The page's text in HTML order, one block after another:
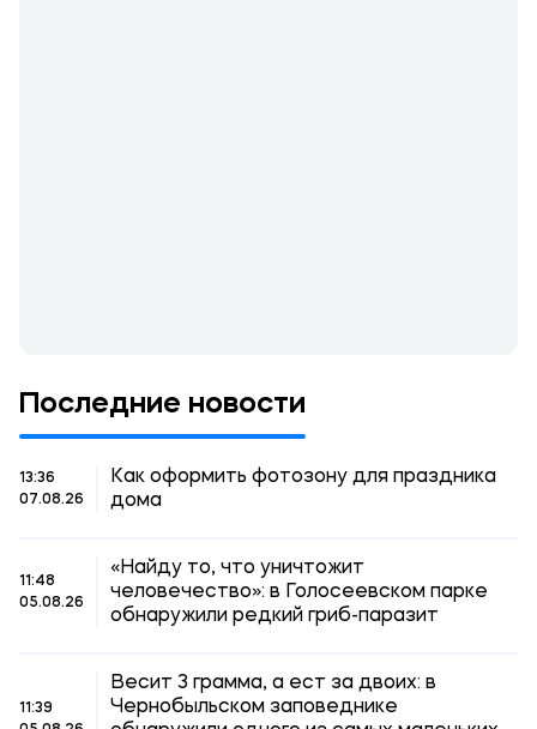
Последние новости
13:36
07.08.26
Как оформить фотозону для праздника
дома
11:48
05.08.26
«Найду то, что уничтожит
человечество»: в Голосеевском парке
обнаружили редкий гриб-паразит
11:39
Весит 3 грамма, а ест за двоих: в
Чернобыльском заповеднике